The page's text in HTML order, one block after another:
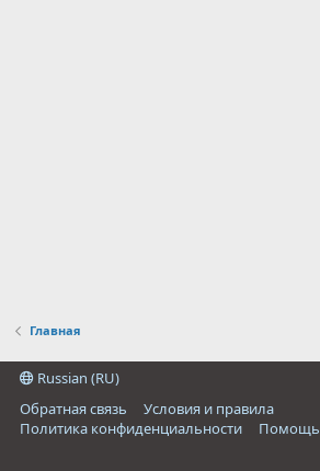
Главная
Russian (RU)
Обратная связь
Условия и правила
Политика конфиденциальности
Помощь